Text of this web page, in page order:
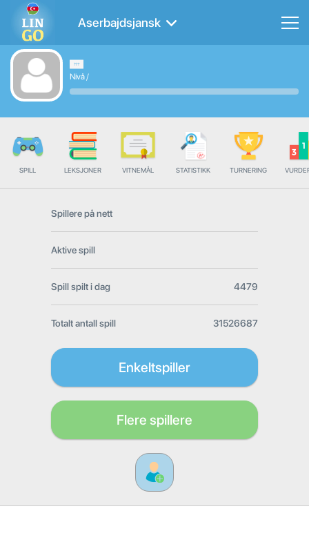
Aserbajdsjansk
Nivå/
SPILL LEKSJONER VITNEMÅL STATISTIKK TURNERING
Spillere på nett
Aktive spill
Spill spilt i dag 4479
Totalt antall spill 31526687
Enkeltspiller
Flere spillere